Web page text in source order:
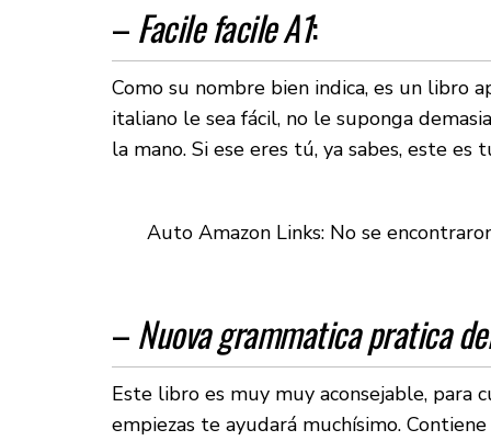
–Facile facile A1:
Como su nombre bien indica, es un libro
italiano le sea fácil, no le suponga
la mano. Si ese eres tú, ya sabes, este es
Auto Amazon Links: No se
–Nuova grammatica pratica
Este libro es muy muy aconsejable, para
empiezas te ayudará muchísimo.